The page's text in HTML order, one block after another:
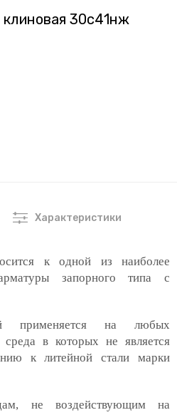
30с41нж
Характеристики
к одной из наиболее
запорного типа с
применяется на любых
среда в которых не является
к литейной стали марки
не воздействующим на